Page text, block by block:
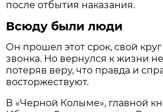
после отбытия наказания.
Всюду были люди
Он прошел этот срок, свой круг
звонка. Но вернулся к жизни
потеряв веру, что правда и
восторжествуют.
В «Черной Колыме», главной